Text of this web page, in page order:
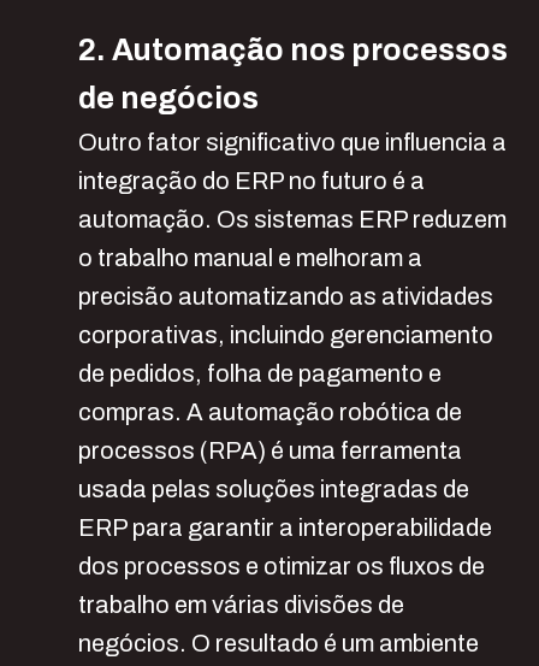
2. Automação nos processos
de negócios
Outro fator significativo que influencia a
integração do ERP no futuro é a
automação. Os sistemas ERP reduzem
o trabalho manual e melhoram a
precisão automatizando as atividades
corporativas, incluindo gerenciamento
de pedidos, folha de pagamento e
compras. A automação robótica de
processos (RPA) é uma ferramenta
usada pelas soluções integradas de
ERP para garantir a interoperabilidade
dos processos e otimizar os fluxos de
trabalho em várias divisões de
negócios. O resultado é um ambiente